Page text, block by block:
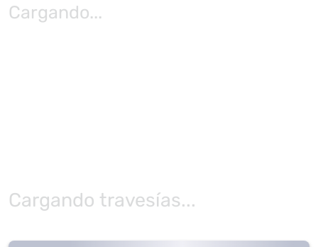
Cargando...
Cargando travesías...